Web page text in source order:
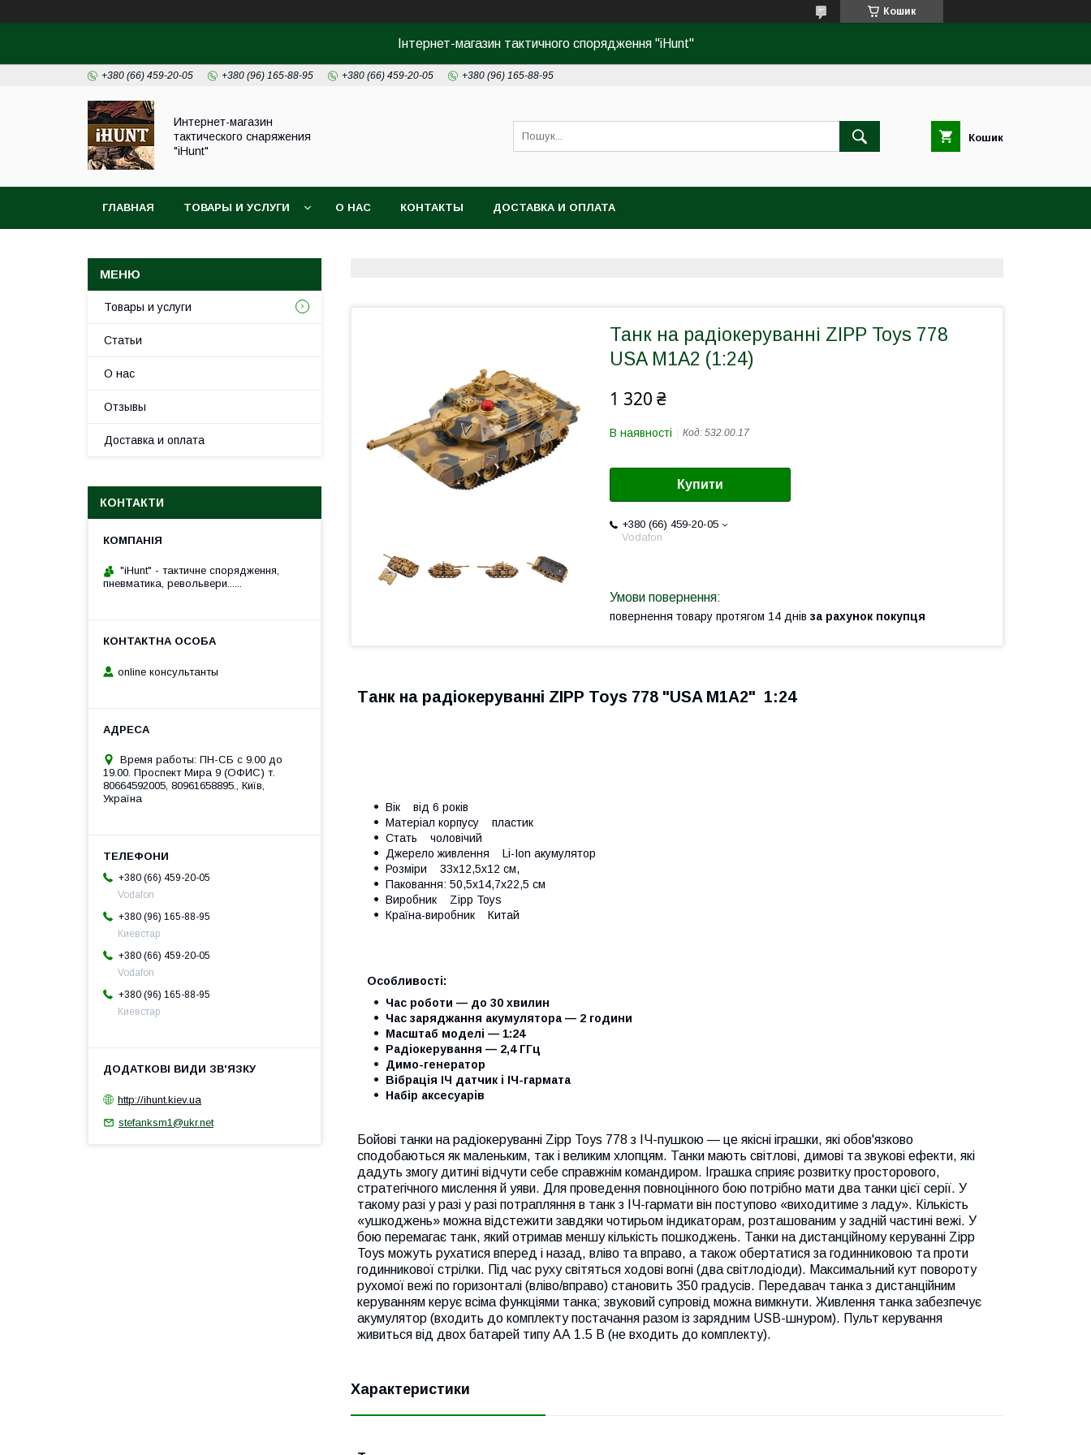
Кошик
Інтернет-магазин тактичного спорядження "iHunt"
+380 (66) 459-20-05 +380 (96) 165-88-95 +380 (66) 459-20-05 +380 (96) 165-88-95
Интернет-магазин
тактического снаряжения
"iHunt"
Кошик
ГЛАВНАЯ ТОВАРЫ И УСЛУГИ О НАС КОНТАКТЫ ДОСТАВКА И ОПЛАТА
Танк на радіокеруванні ZIPP Toys 778
USA M1A2 (1:24)
1 320 ₴
В наявності Код: 532.00.17
Купити
+380 (66) 459-20-05
Vodafon
повернення товару протягом 14 днів за рахунок покупця
Танк на радіокеруванні ZIPP Toys 778 "USA M1A2" 1:24
Вік від 6 років
Матеріал корпусу пластик
Стать чоловічий
Джерело живлення Li-Ion акумулятор
Розміри 33х12,5х12 см,
Паковання: 50,5х14,7х22,5 см
Виробник Zipp Toys
Країна-виробник Китай
Особливості:
Час роботи — до 30 хвилин
Час заряджання акумулятора — 2 години
Масштаб моделі — 1:24
Радіокерування — 2,4 ГГц
Димо-генератор
Вібрація ІЧ датчик і ІЧ-гармата
Набір аксесуарів
Бойові танки на радіокеруванні Zipp Toys 778 з ІЧ-пушкою — це якісні іграшки, які обов'язково
сподобаються як маленьким, так і великим хлопцям. Танки мають світлові, димові та звукові ефекти, які
дадуть змогу дитині відчути себе справжнім командиром. Іграшка сприяє розвитку просторового,
стратегічного мислення й уяви. Для проведення повноцінного бою потрібно мати два танки цієї серії. У
такому разі у разі у разі потрапляння в танк з ІЧ-гармати він поступово «виходитиме з ладу». Кількість
«ушкоджень» можна відстежити завдяки чотирьом індикаторам, розташованим у задній частині вежі. У
бою перемагає танк, який отримав меншу кількість пошкоджень. Танки на дистанційному керуванні Zipp
Toys можуть рухатися вперед і назад, вліво та вправо, а також обертатися за годинниковою та проти
годинникової стрілки. Під час руху світяться ходові вогні (два світлодіоди). Максимальний кут повороту
рухомої вежі по горизонталі (вліво/вправо) становить 350 градусів. Передавач танка з дистанційним
керуванням керує всіма функціями танка; звуковий супровід можна вимкнути. Живлення танка забезпечує
акумулятор (входить до комплекту постачання разом із зарядним USB-шнуром). Пульт керування
живиться від двох батарей типу АА 1.5 В (не входить до комплекту).
Характеристики
Товары и услуги
Статьи
О нас
Отзывы
Доставка и оплата
КОНТАКТИ
"iHunt" - тактичне спорядження,
пневматика, револьвери......
online консультанты
Время работы: ПН-СБ с 9.00 до
19.00. Проспект Мира 9 (ОФИС) т.
80664592005, 80961658895., Київ,
Україна
+380 (66) 459-20-05
Vodafon
+380 (96) 165-88-95
Киевстар
+380 (66) 459-20-05
Vodafon
+380 (96) 165-88-95
Киевстар
http://ihunt.kiev.ua
stefanksm1@ukr.net